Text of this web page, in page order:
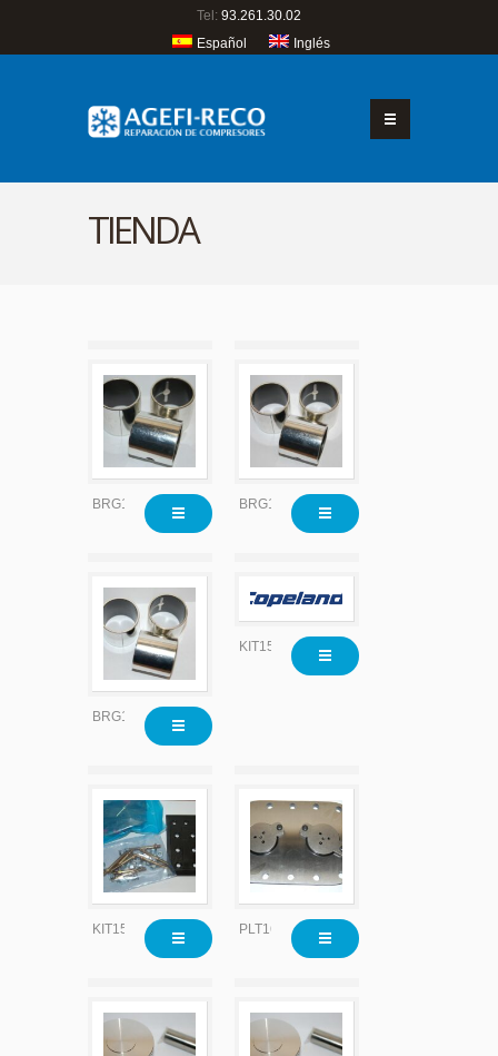
Tel: 93.261.30.02
Español
Inglés
TIENDA
BRG1506 BRG1506X010
BRG1506X020
KIT1540
KIT1584 PLT1626